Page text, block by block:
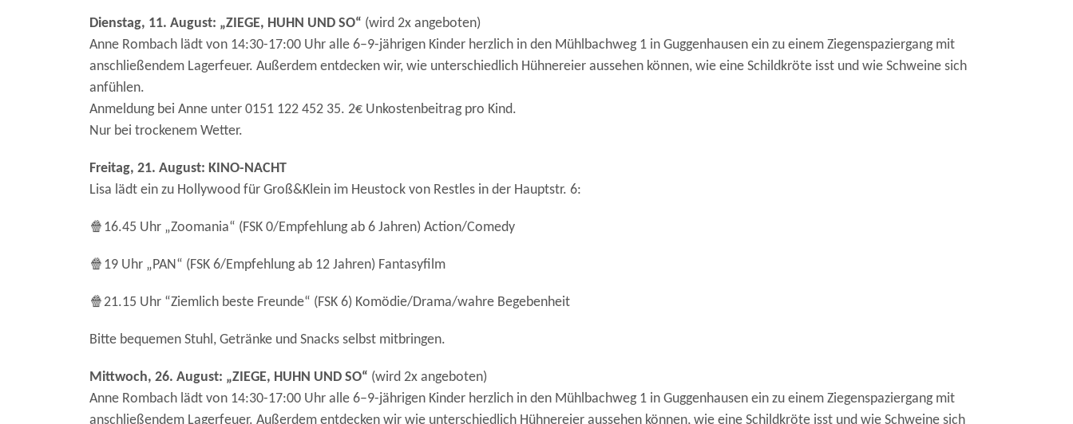
Dienstag, 11. August: „ZIEGE, HUHN UND SO“ (wird 2x angeboten)
Anne Rombach lädt von 14:30-17:00 Uhr alle 6–9-jährigen Kinder herzlich in den Mühlbachweg 1 in Guggenhausen ein zu einem Ziegenspaziergang mit
anschließendem Lagerfeuer. Außerdem entdecken wir, wie unterschiedlich Hühnereier aussehen können, wie eine Schildkröte isst und wie Schweine sich
anfühlen.
Anmeldung bei Anne unter 0151 122 452 35. 2€ Unkostenbeitrag pro Kind.
Nur bei trockenem Wetter.
Freitag, 21. August: KINO-NACHT
Lisa lädt ein zu Hollywood für Groß&Klein im Heustock von Restles in der Hauptstr. 6:
🍿16.45 Uhr „Zoomania“ (FSK 0/Empfehlung ab 6 Jahren) Action/Comedy
🍿19 Uhr „PAN“ (FSK 6/Empfehlung ab 12 Jahren) Fantasyfilm
🍿21.15 Uhr “Ziemlich beste Freunde“ (FSK 6) Komödie/Drama/wahre Begebenheit
Bitte bequemen Stuhl, Getränke und Snacks selbst mitbringen.
Mittwoch, 26. August: „ZIEGE, HUHN UND SO“ (wird 2x angeboten)
Anne Rombach lädt von 14:30-17:00 Uhr alle 6–9-jährigen Kinder herzlich in den Mühlbachweg 1 in Guggenhausen ein zu einem Ziegenspaziergang mit
anschließendem Lagerfeuer. Außerdem entdecken wir wie unterschiedlich Hühnereier aussehen können, wie eine Schildkröte isst und wie Schweine sich